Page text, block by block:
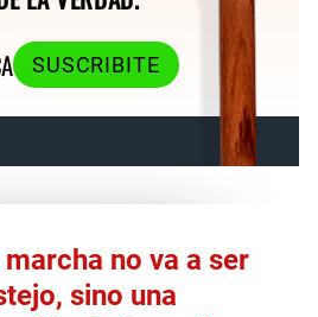
SUSCRIBITE
no va a ser
sino una